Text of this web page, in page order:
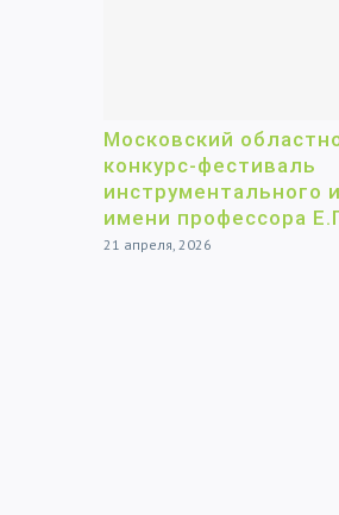
Московский
конкурс-фестиваль
инструментального
имени профессора
21 апреля, 2026